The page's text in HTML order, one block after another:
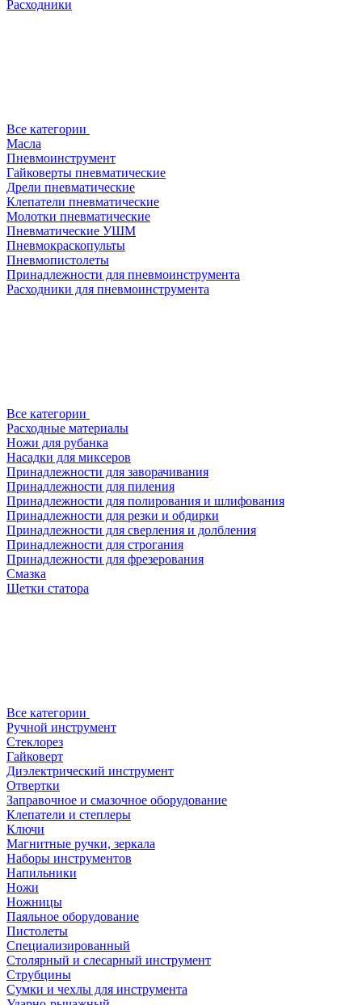
Расходники
Все категории
Масла
Пневмоинструмент
Гайковерты пневматические
Дрели пневматические
Клепатели пневматические
Молотки пневматические
Пневматические УШМ
Пневмокраскопульты
Пневмопистолеты
Принадлежности для пневмоинструмента
Расходники для пневмоинструмента
Все категории
Расходные материалы
Ножи для рубанка
Насадки для миксеров
Принадлежности для заворачивания
Принадлежности для пиления
Принадлежности для полирования и шлифования
Принадлежности для резки и обдирки
Принадлежности для сверления и долбления
Принадлежности для строгания
Принадлежности для фрезерования
Смазка
Щетки статора
Все категории
Ручной инструмент
Стеклорез
Гайковерт
Диэлектрический инструмент
Отвертки
Заправочное и смазочное оборудование
Клепатели и степлеры
Ключи
Магнитные ручки, зеркала
Наборы инструментов
Напильники
Ножи
Ножницы
Паяльное оборудование
Пистолеты
Специализированный
Столярный и слесарный инструмент
Струбцины
Сумки и чехлы для инструмента